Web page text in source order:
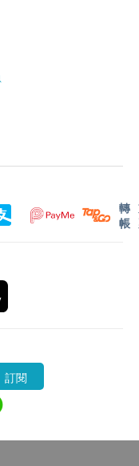
有關!
重的疾病!
固然值得欣喜，但
比，遺傳隱性疾
性疾病是地中海
性肌肉萎縮症。
多保障。
務診斷或治療用
徵兆時，應立即
及治療。
易【健康網購
或因使用此服務/
或法律訴訟，健康
切有關的索償或
或商戶提出。
轉
帳
訂閱